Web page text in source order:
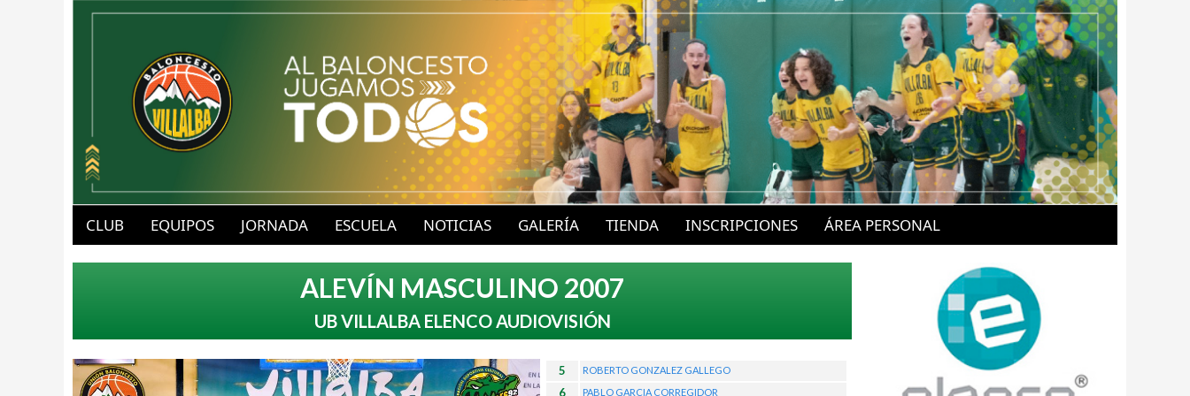
P
a
s
a
r
a
l
c
o
n
e
n
d
B
a
l
o
u
b
-
CLUB EQUIPOS JORNADA ESCUELA NOTICIAS GALERÍA TIENDA INSCRIPCIONES ÁREA PERSONAL
ALEVÍN MASCULINO 2007
UB VILLALBA ELENCO AUDIOVISIÓN
5 ROBERTO GONZALEZ GALLEGO
6 PABLO GARCIA CORREGIDOR